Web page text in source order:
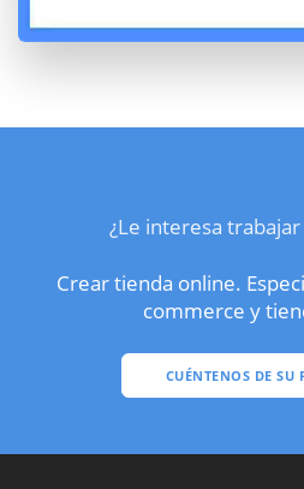
¿Le interesa
Crear tienda online.
commerce y
CUÉNTENOS DE SU